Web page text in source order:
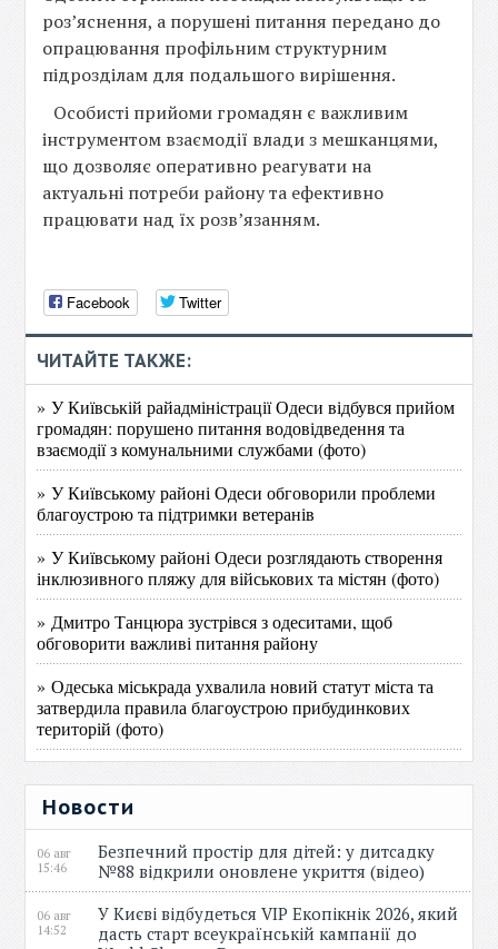
роз’яснення, а порушені питання передано до
опрацювання профільним структурним
підрозділам для подальшого вирішення.
Особисті прийоми громадян є важливим
інструментом взаємодії влади з мешканцями,
що дозволяє оперативно реагувати на
актуальні потреби району та ефективно
працювати над їх розв’язанням.
Facebook Twitter
ЧИТАЙТЕ ТАКЖЕ:
» У Київській райадміністрації Одеси відбувся прийом
громадян: порушено питання водовідведення та
взаємодії з комунальними службами (фото)
» У Київському районі Одеси обговорили проблеми
благоустрою та підтримки ветеранів
» У Київському районі Одеси розглядають створення
інклюзивного пляжу для військових та містян (фото)
» Дмитро Танцюра зустрівся з одеситами, щоб
обговорити важливі питання району
» Одеська міськрада ухвалила новий статут міста та
затвердила правила благоустрою прибудинкових
територій (фото)
Новости
06 авг
15:46
Безпечний простір для дітей: у дитсадку
№88 відкрили оновлене укриття (відео)
06 авг
14:52
У Києві відбудеться VIP Екопікнік 2026, який
дасть старт всеукраїнській кампанії до